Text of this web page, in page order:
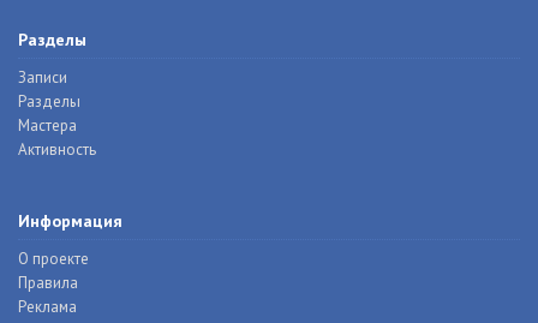
Разделы
Записи
Разделы
Мастера
Активность
Информация
О проекте
Правила
Реклама